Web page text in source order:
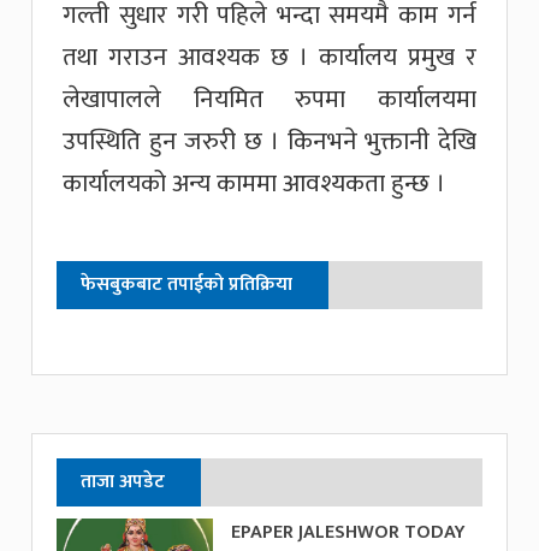
गल्ती सुधार गरी पहिले भन्दा समयमै काम गर्न
तथा गराउन आवश्यक छ । कार्यालय प्रमुख र
लेखापालले नियमित रुपमा कार्यालयमा
उपस्थिति हुन जरुरी छ । किनभने भुक्तानी देखि
कार्यालयको अन्य काममा आवश्यकता हुन्छ ।
फेसबुकबाट तपाईको प्रतिक्रिया
ताजा अपडेट
EPAPER JALESHWOR TODAY